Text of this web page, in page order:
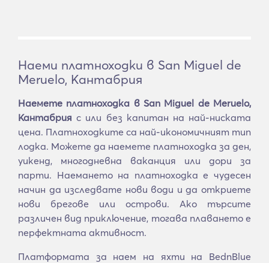
Наеми платноходки в San Miguel de
Meruelo, Кантабрия
Наемете платноходка в San Miguel de Meruelo,
Кантабрия с или без капитан на най-ниската
цена. Платноходките са най-икономичният тип
лодка. Можете да наемете платноходка за ден,
уикенд, многодневна ваканция или дори за
парти. Наемането на платноходка е чудесен
начин да изследвате нови води и да откриете
нови брегове или острови. Ако търсите
различен вид приключение, тогава плаването е
перфектната активност.
Платформата за наем на яхти на BednBlue